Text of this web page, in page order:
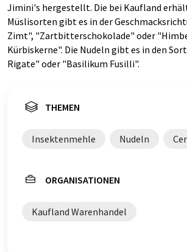
Jimini's hergestellt. Die bei Kaufland
Müslisorten gibt es in der
Zimt", "Zartbitterschokolade" oder
Kürbiskerne". Die Nudeln gibt es in den
Rigate" oder "Basilikum Fusilli".
THEMEN
Insektenmehle Nudeln
ORGANISATIONEN
Kaufland Warenhandel